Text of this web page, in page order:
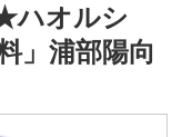
オルシ
」浦部陽向